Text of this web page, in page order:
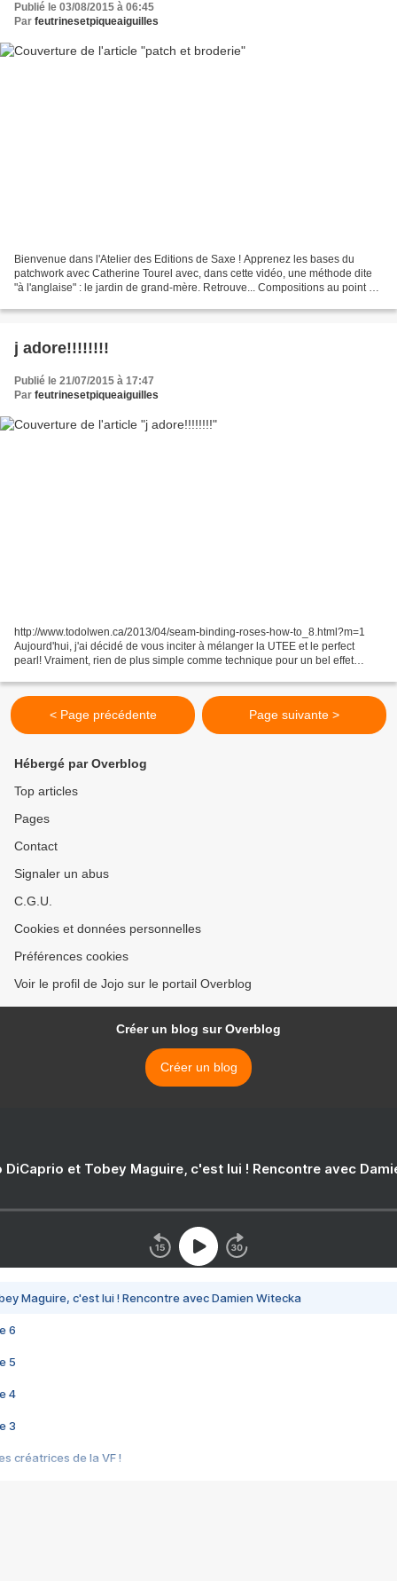
Publié le 03/08/2015 à 06:45
Par feutrinesetpiqueaiguilles
Bienvenue dans l'Atelier des Editions de Saxe ! Apprenez les bases du
patchwork avec Catherine Tourel avec, dans cette vidéo, une méthode dite
"à l'anglaise" : le jardin de grand-mère. Retrouve... Compositions au point de
j adore!!!!!!!!
Publié le 21/07/2015 à 17:47
Par feutrinesetpiqueaiguilles
http://www.todolwen.ca/2013/04/seam-binding-roses-how-to_8.html?m=1
Aujourd'hui, j'ai décidé de vous inciter à mélanger la UTEE et le perfect
pearl! Vraiment, rien de plus simple comme technique pour un bel effet
< Page précédente Page suivante >
Hébergé par Overblog
Top articles
Pages
Contact
Signaler un abus
C.G.U.
Cookies et données personnelles
Préférences cookies
Voir le profil de Jojo sur le portail Overblog
Créer un blog sur Overblog
Créer un blog
DiCaprio et Tobey Maguire, c'est lui ! Rencontre avec
Maguire, c'est lui ! Rencontre avec Damien Witecka
6
5
4
3
créatrices de la VF !